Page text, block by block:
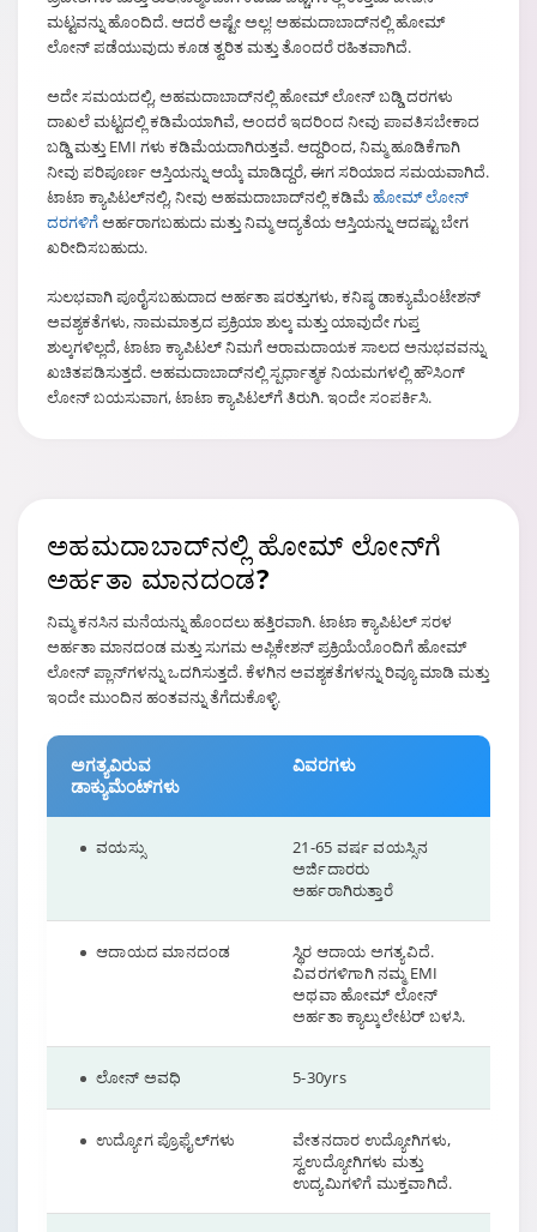
ಮಟ್ಟವನ್ನು ಹೊಂದಿದೆ. ಆದರೆ ಅಷ್ಟೇ ಅಲ್ಲ! ಅಹಮದಾಬಾದ್‌ನಲ್ಲಿ ಹೋಮ್
ಲೋನ್ ಪಡೆಯುವುದು ಕೂಡ ತ್ವರಿತ ಮತ್ತು ತೊಂದರೆ ರಹಿತವಾಗಿದೆ.
ಅದೇ ಸಮಯದಲ್ಲಿ, ಅಹಮದಾಬಾದ್‌ನಲ್ಲಿ ಹೋಮ್ ಲೋನ್ ಬಡ್ಡಿ ದರಗಳು
ದಾಖಲೆ ಮಟ್ಟದಲ್ಲಿ ಕಡಿಮೆಯಾಗಿವೆ, ಅಂದರೆ ಇದರಿಂದ ನೀವು ಪಾವತಿಸಬೇಕಾದ
ಬಡ್ಡಿ ಮತ್ತು EMI ಗಳು ಕಡಿಮೆಯದಾಗಿರುತ್ತವೆ. ಆದ್ದರಿಂದ, ನಿಮ್ಮ ಹೂಡಿಕೆಗಾಗಿ
ನೀವು ಪರಿಪೂರ್ಣ ಆಸ್ತಿಯನ್ನು ಆಯ್ಕೆ ಮಾಡಿದ್ದರೆ, ಈಗ ಸರಿಯಾದ ಸಮಯವಾಗಿದೆ.
ಟಾಟಾ ಕ್ಯಾಪಿಟಲ್‌ನಲ್ಲಿ, ನೀವು ಅಹಮದಾಬಾದ್‌ನಲ್ಲಿ ಕಡಿಮೆಹೋಮ್ ಲೋನ್
ದರಗಳಿಗೆಅರ್ಹರಾಗಬಹುದು ಮತ್ತು ನಿಮ್ಮ ಆದ್ಯತೆಯ ಆಸ್ತಿಯನ್ನು ಆದಷ್ಟು ಬೇಗ
ಖರೀದಿಸಬಹುದು.
ಸುಲಭವಾಗಿ ಪೂರೈಸಬಹುದಾದ ಅರ್ಹತಾ ಷರತ್ತುಗಳು, ಕನಿಷ್ಠ ಡಾಕ್ಯುಮೆಂಟೇಶನ್
ಅವಶ್ಯಕತೆಗಳು, ನಾಮಮಾತ್ರದ ಪ್ರಕ್ರಿಯಾ ಶುಲ್ಕ ಮತ್ತು ಯಾವುದೇ ಗುಪ್ತ
ಶುಲ್ಕಗಳಿಲ್ಲದೆ, ಟಾಟಾ ಕ್ಯಾಪಿಟಲ್ ನಿಮಗೆ ಆರಾಮದಾಯಕ ಸಾಲದ ಅನುಭವವನ್ನು
ಖಚಿತಪಡಿಸುತ್ತದೆ. ಅಹಮದಾಬಾದ್‌ನಲ್ಲಿ ಸ್ಪರ್ಧಾತ್ಮಕ ನಿಯಮಗಳಲ್ಲಿ ಹೌಸಿಂಗ್
ಲೋನ್ ಬಯಸುವಾಗ, ಟಾಟಾ ಕ್ಯಾಪಿಟಲ್‌ಗೆ ತಿರುಗಿ. ಇಂದೇ ಸಂಪರ್ಕಿಸಿ.
ಅಹಮದಾಬಾದ್‌ನಲ್ಲಿ ಹೋಮ್ ಲೋನ್‌ಗೆ
ಅರ್ಹತಾ ಮಾನದಂಡ?
ನಿಮ್ಮ ಕನಸಿನ ಮನೆಯನ್ನು ಹೊಂದಲು ಹತ್ತಿರವಾಗಿ. ಟಾಟಾ ಕ್ಯಾಪಿಟಲ್ ಸರಳ
ಅರ್ಹತಾ ಮಾನದಂಡ ಮತ್ತು ಸುಗಮ ಅಪ್ಲಿಕೇಶನ್ ಪ್ರಕ್ರಿಯೆಯೊಂದಿಗೆ ಹೋಮ್
ಲೋನ್ ಪ್ಲಾನ್‌ಗಳನ್ನು ಒದಗಿಸುತ್ತದೆ. ಕೆಳಗಿನ ಅವಶ್ಯಕತೆಗಳನ್ನು ರಿವ್ಯೂ ಮಾಡಿ ಮತ್ತು
ಇಂದೇ ಮುಂದಿನ ಹಂತವನ್ನು ತೆಗೆದುಕೊಳ್ಳಿ.
ಅಗತ್ಯವಿರುವ
ಡಾಕ್ಯುಮೆಂಟ್‌ಗಳು
ವಿವರಗಳು
ವಯಸ್ಸು
21-65 ವರ್ಷ ವಯಸ್ಸಿನ
ಅರ್ಜಿದಾರರು
ಅರ್ಹರಾಗಿರುತ್ತಾರೆ
ಆದಾಯದ ಮಾನದಂಡ
ಸ್ಥಿರ ಆದಾಯ ಅಗತ್ಯವಿದೆ.
ವಿವರಗಳಿಗಾಗಿ ನಮ್ಮ EMI
ಅಥವಾ ಹೋಮ್ ಲೋನ್
ಅರ್ಹತಾ ಕ್ಯಾಲ್ಕುಲೇಟರ್ ಬಳಸಿ.
ಲೋನ್ ಅವಧಿ 5-30yrs
ಉದ್ಯೋಗ ಪ್ರೊಫೈಲ್‌ಗಳು
ವೇತನದಾರ ಉದ್ಯೋಗಿಗಳು,
ಸ್ವಉದ್ಯೋಗಿಗಳು ಮತ್ತು
ಉದ್ಯಮಿಗಳಿಗೆ ಮುಕ್ತವಾಗಿದೆ.